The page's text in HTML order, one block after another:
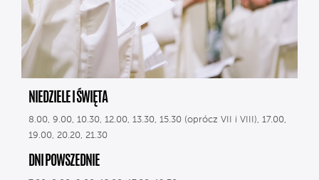
NIEDZIELE I ŚWIĘTA
8.00, 9.00, 10.30, 12.00, 13.30, 15.30 (oprócz VII i VIII), 17.00,
19.00, 20.20, 21.30
DNI POWSZEDNIE